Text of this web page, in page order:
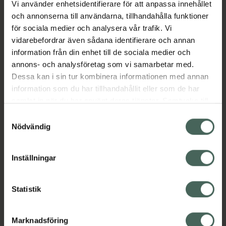
Vi använder enhetsidentifierare för att anpassa innehållet
och annonserna till användarna, tillhandahålla funktioner
för sociala medier och analysera vår trafik. Vi
vidarebefordrar även sådana identifierare och annan
information från din enhet till de sociala medier och
annons- och analysföretag som vi samarbetar med.
Dessa kan i sin tur kombinera informationen med annan
information som du har tillhandahållit eller som de har
återkalla ditt samtycke via webbplatsens
cookieinställningar. Ett återkallat samtycke påverkar inte
lagligheten av behandling som skett innan återkallelsen.
Nödvändig
Inställningar
Statistik
Marknadsföring
De-stress Sweet Orange & Bergamot Bath
Fizzer är en badbomb (150 g) med doft av söt
apelsin och bergamott. Stressa av med ett
avslappnande bad och njut av den friska
aromen som ger energi och lämnar huden
fräsch och mjuk. Badbomb ger färg till
badvattnet.
EAN:05060591036159
Kategorier: